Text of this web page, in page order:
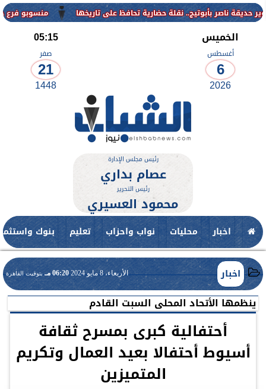
منسوبو فرع جامعة
الخميس
أغسطس
6
2026
05:15
صفر
21
1448
رئيس مجلس الإدارة
عصام بداري
رئيس التحرير
محمود العسيري
اخبار محليات نواب واحزاب تعليم بنوك
اخبار الأربعاء، 8 مايو 2024 06:20 مـ بتوقيت القاهرة
ينظمها الأتحاد المحلى السبت القادم
أحتفالية كبرى بمسرح ثقافة
أسيوط أحتفالا بعيد العمال وتكريم
المتميزين